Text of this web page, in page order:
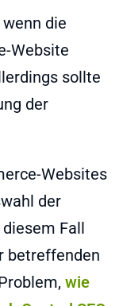
die
Website
sollte
der
Websites
der
Fall
betreffenden
wie